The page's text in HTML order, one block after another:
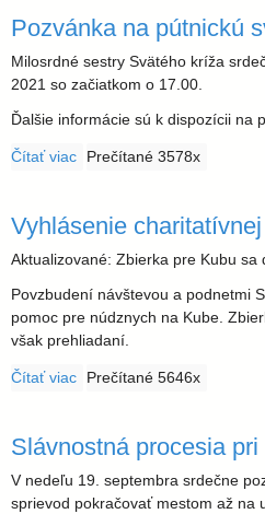
i
e
c
z
a
Pozvánka na pútnickú
Milosrdné sestry Svätého kríža
2021 so začiatkom o 17.00.
Ďalšie informácie sú k dispozícii na
Čítať viac o Pozvánka na pútnickú
Prečítané 3578x
Vyhlásenie
Aktualizované: Zbierka pre Kubu
Povzbudení návštevou a podnetmi
pomoc pre núdznych na Kube.
však prehliadaní.
Čítať viac o Vyhlásenie charitatívnej
Prečítané 5646x
Slávnostná procesia
V nedeľu 19. septembra srdečne
sprievod pokračovať mestom až na